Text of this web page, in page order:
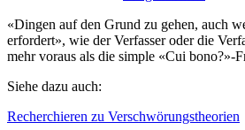
«Dingen auf den Grund zu gehen, auch
erfordert», wie der Verfasser oder die
mehr voraus als die simple «Cui bono?»-
Siehe dazu auch:
Recherchieren zu Verschwörungstheorien